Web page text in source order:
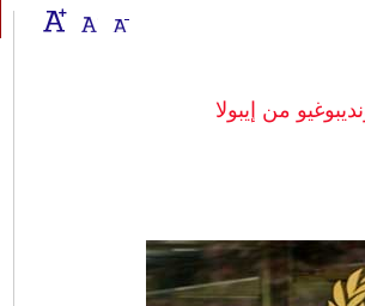
من إيبولا